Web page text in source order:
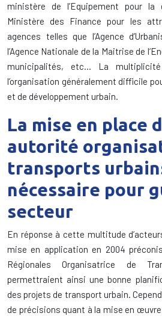
ministère de l’Equipement pour
Ministère des Finance pour les
agences telles que l’Agence
l’Agence Nationale de la Maitrise de
municipalités, etc… La
l’organisation généralement difficile
et de développement urbain.
La mise en place
autorité
transports
nécessaire pour
secteur
En réponse à cette multitude
mise en application en 2004
Régionales Organisatrice de
permettraient ainsi une bonne
des projets de transport urbain.
de précisions quant à la mise en